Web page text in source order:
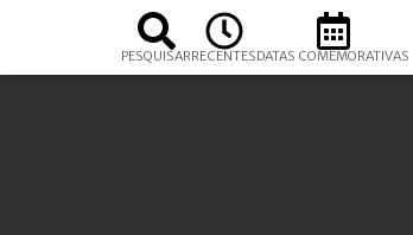
PESQUISARRECENTESDATAS COMEMORATIVAS